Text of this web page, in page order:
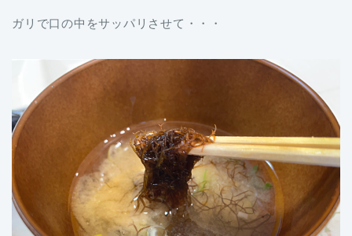
ガリで口の中をサッパリさせて・・・